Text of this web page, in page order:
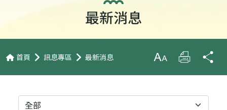
最新消息
首頁 訊息專區 最新消息
放大字級
列印 分
分類